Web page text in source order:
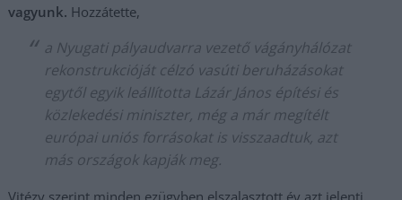
vagyunk. Hozzátette,
a Nyugati pályaudvarra vezető vágányhálózat
rekonstrukcióját célzó vasúti beruházásokat
egytől egyik leállította Lázár János építési és
közlekedési miniszter, még a már megítélt
európai uniós forrásokat is visszaadtuk, azt
más országok kapják meg.
Vitézy szerint minden ezügyben elszalasztott év azt jelenti,